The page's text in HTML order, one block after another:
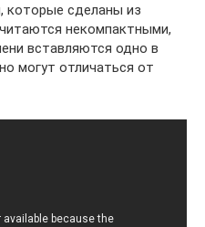
которые сделаны из
некомпактными,
вставляются одно в
могут отличаться от